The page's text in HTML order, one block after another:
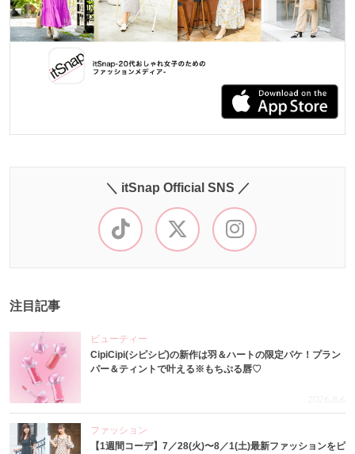
＼ itSnap Official SNS ／
注目記事
ビューティー
CipiCipi(シピシピ)の新作は羽＆ハートの限定パケ！プラン
パー＆ティントで叶える※もちぷる唇♡
2026.8.6
ファッション
【1週間コーデ】7／28(火)〜8／1(土)最新ファッションをピ